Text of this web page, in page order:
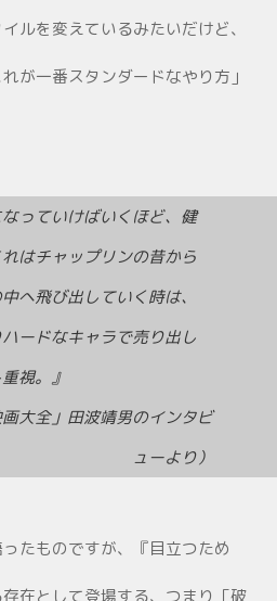
ルを変えているみたいだけど、
が一番スタンダードなやり方」
なっていけばいくほど、健
はチャップリンの昔から
へ飛び出していく時は、
ードなキャラで売り出し
視。』
画大全」田波靖男のインタビ
ューより）
たものですが、『目立つため
在として登場する、つまり「破